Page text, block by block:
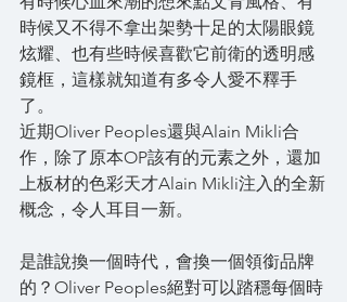
時候又不得不拿出架勢十足的太陽眼鏡
炫耀、也有些時候喜歡它前衛的透明感
鏡框，這樣就知道有多令人愛不釋手
了。
近期Oliver Peoples還與Alain Mikli合
作，除了原本OP該有的元素之外，還加
上板材的色彩天才Alain Mikli注入的全新
概念，令人耳目一新。
是誰說換一個時代，會換一個領銜品牌
的？Oliver Peoples絕對可以踏穩每個時